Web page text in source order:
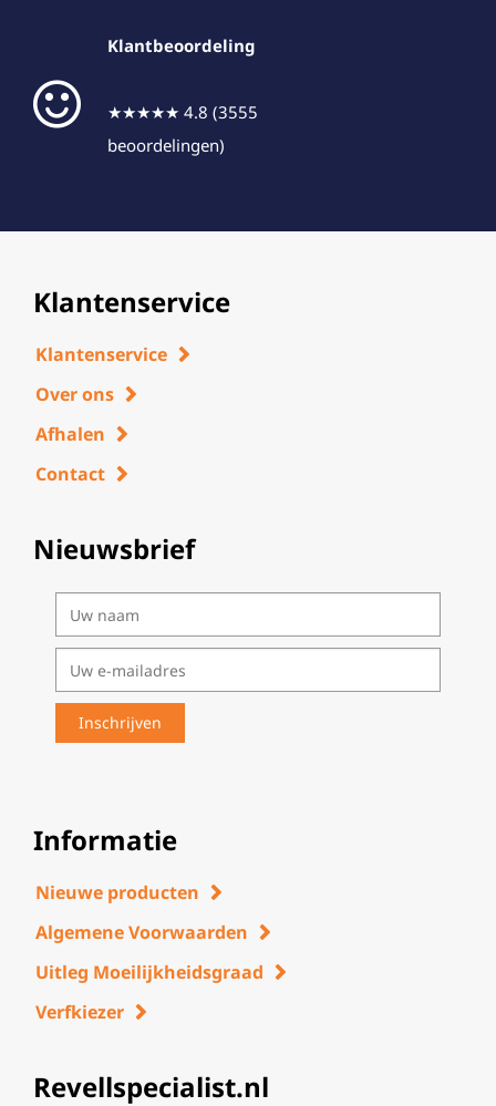
Klantbeoordeling
★★★★★ 4.8 (3555
beoordelingen)
Klantenservice
Klantenservice
Over ons
Afhalen
Contact
Nieuwsbrief
Informatie
Nieuwe producten
Algemene Voorwaarden
Uitleg Moeilijkheidsgraad
Verfkiezer
Revellspecialist.nl